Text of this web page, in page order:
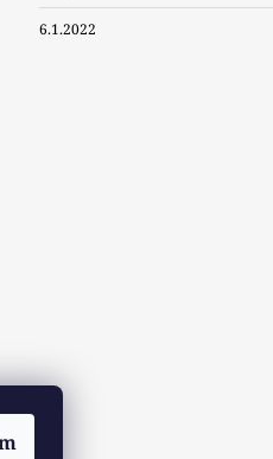
6.1.2022